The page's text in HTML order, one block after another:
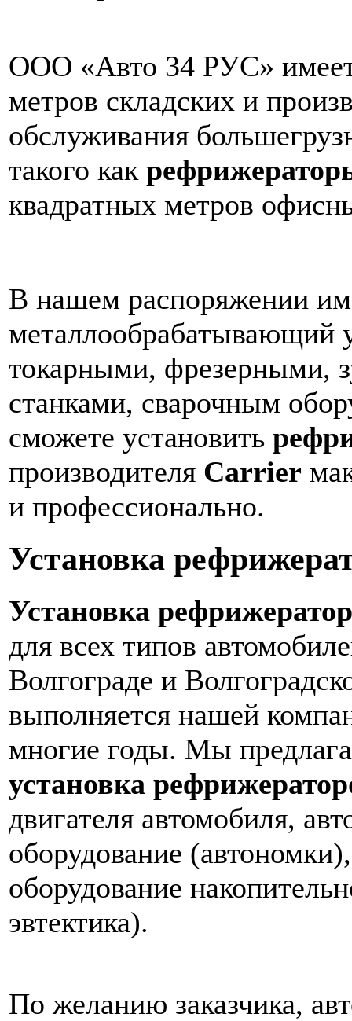
ООО «Авто 34 РУС» имеет
метров складских и
обслуживания
такого как
квадратных метров
В нашем распоряжении
металлообрабатывающий
токарными, фрезерными,
станками, сварочным
сможете установить
производителя Carrier
и профессионально.
Установка
Установка
для всех типов
Волгограде и
выполняется нашей
многие годы. Мы
установка
двигателя автомобиля,
оборудование
оборудование
эвтектика).
По желанию заказчика,